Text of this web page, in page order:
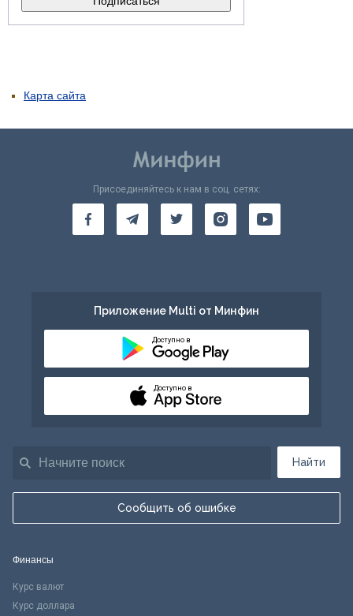
Карта сайта
Найти
Сообщить об ошибке
Присоединяйтесь к нам в соц. сетях:
Приложение Multi от Минфин
Доступно в
Доступно в
Финансы
Курс валют
Курс доллара